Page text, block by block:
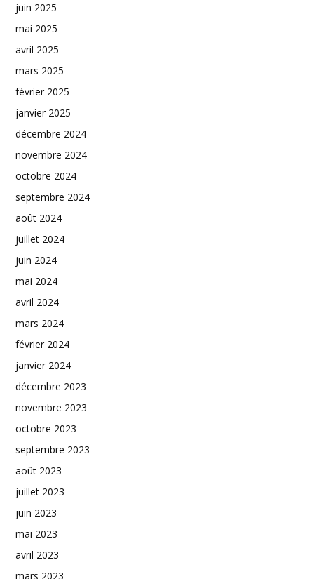
juin 2025
mai 2025
avril 2025
mars 2025
février 2025
janvier 2025
décembre 2024
novembre 2024
octobre 2024
septembre 2024
août 2024
juillet 2024
juin 2024
mai 2024
avril 2024
mars 2024
février 2024
janvier 2024
décembre 2023
novembre 2023
octobre 2023
septembre 2023
août 2023
juillet 2023
juin 2023
mai 2023
avril 2023
mars 2023